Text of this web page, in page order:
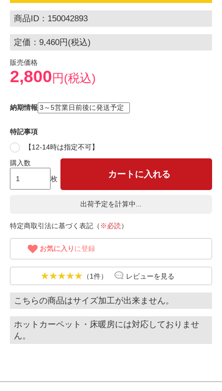
商品ID：150042893
定価：9,460円(税込)
販売価格
2,800円(税込)
納期情報
特記事項
【12-14時は指定不可】
購入数
枚
カートに入れる
出荷予定を計算中...
特定商取引法に基づく表記（ ※必読）
お気に入り に登録
（1件） レビューを見る
こちらの商品はサイズ加工が出来ません。
ホットカーペット・床暖房には対応しておりませ
ん。